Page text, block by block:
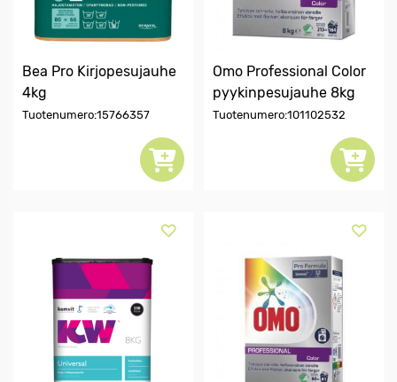
Bea Pro Kirjopesujauhe
4kg
Tuotenumero:15766357
Omo Professional Color
pyykinpesujauhe 8kg
Tuotenumero:101102532